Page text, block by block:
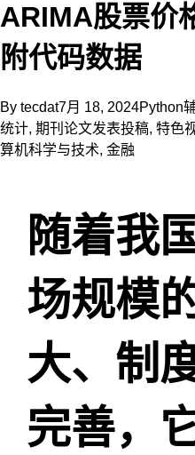
ARIMA股票价
附代码数据
By tecdat7月 18, 2024Python
统计, 期刊论文发表投稿, 特色
算机科学与技术, 金融
随着我
场规模
大、制
完善，